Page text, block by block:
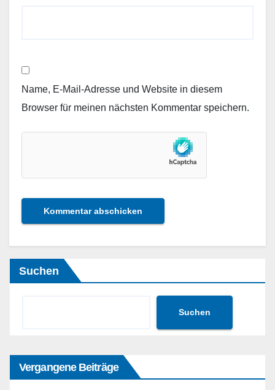
Name, E-Mail-Adresse und Website in diesem
Browser für meinen nächsten Kommentar speichern.
Suchen
Suchen
Vergangene Beiträge